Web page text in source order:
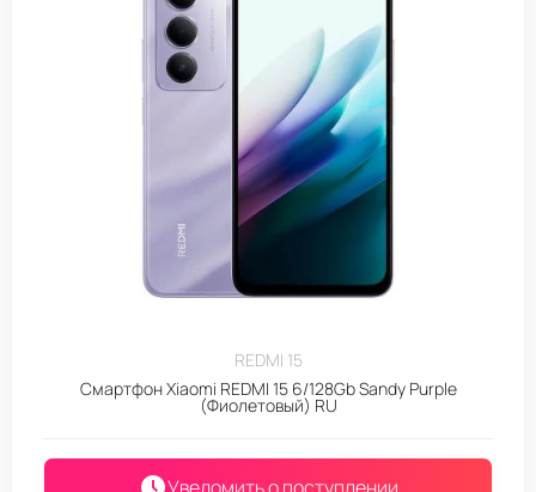
REDMI 15
Смартфон Xiaomi REDMI 15 6/128Gb Sandy Purple
(Фиолетовый) RU